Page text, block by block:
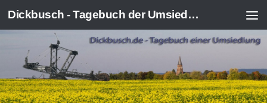
Zum Inhalt springen Dickbusch - Tagebuch der Umsiedlung von Kerpen-Manheim